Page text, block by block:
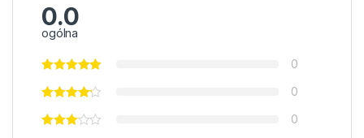
0.0
ogólna
0
0
0